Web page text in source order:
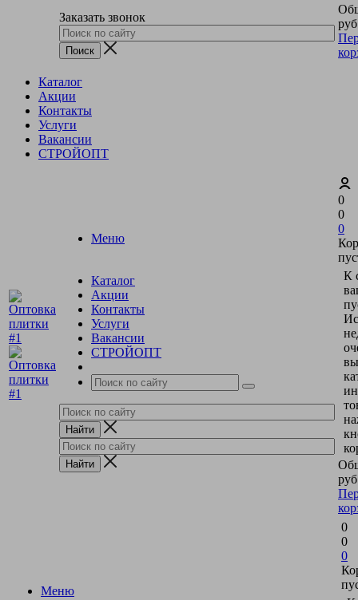
Заказать звонок
Каталог
Акции
Контакты
Услуги
Вакансии
СТРОЙОПТ
Меню
Каталог
Акции
Контакты
Услуги
Вакансии
СТРОЙОПТ
0
0
0
К
Меню
0
0
0